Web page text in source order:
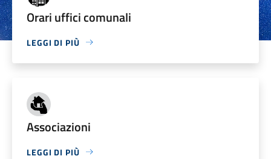
Orari uffici comunali
LEGGI DI PIÙ
Associazioni
LEGGI DI PIÙ